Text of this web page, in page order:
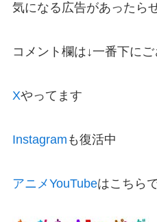
気になる広告があったら
コメント欄は↓一番下にご
Xやってます
Instagram も復活中
アニメYouTubeはこちら